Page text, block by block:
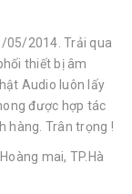
05/2014. Trải qua
thiết bị âm
Audio luôn lấy
được hợp tác
hàng. Trân trọng !
mai, TP.Hà